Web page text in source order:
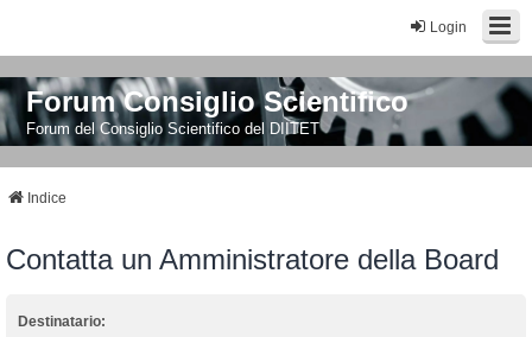
Login
Forum Consiglio Scientifico
Forum del Consiglio Scientifico del DIITET
Indice
Contatta un Amministratore della Board
Destinatario: